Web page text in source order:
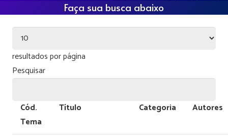
Faça sua busca abaixo
resultados por página
Pesquisar
Cód.
Tema
Título Categoria Autores